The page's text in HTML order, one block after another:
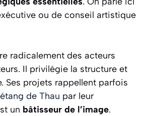
ou de conseil artistique
radicalement des acteurs
Il privilégie la structure et
Ses projets rappellent parfois
étang de Thau par leur
un bâtisseur de l’image.